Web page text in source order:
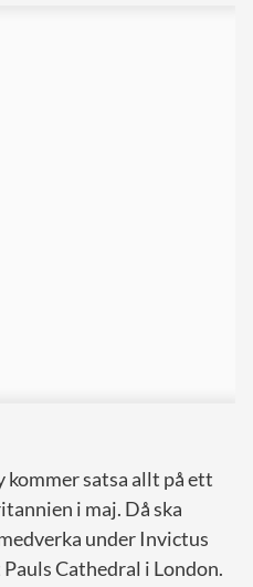
kommer satsa allt på ett
i maj. Då ska
under Invictus
Cathedral i London.